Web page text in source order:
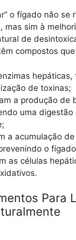
o fígado não se
mas sim à
de
compostos
hepáticas,
de toxinas;
a produção de
uma digestão
a acumulação
o
as células
Para